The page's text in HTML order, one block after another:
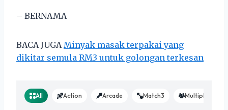
– BERNAMA
BACA JUGA Minyak masak terpakai yang
dikitar semula RM3 untuk golongan terkesan